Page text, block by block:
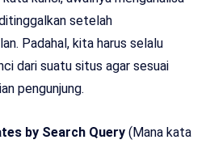
setelah
Padahal, kita harus selalu
dari suatu situs agar sesuai
pengunjung.
by Search Query (Mana kata